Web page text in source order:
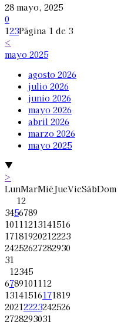
28 mayo, 2025
0
123Página 1 de 3
<
mayo 2025
agosto 2026
julio 2026
junio 2026
mayo 2026
abril 2026
marzo 2026
mayo 2025
▼
>
LunMarMiéJueVieSábDom
12
3456789
10111213141516
17181920212223
24252627282930
31
12345
6789101112
13141516171819
20212223242526
2728293031